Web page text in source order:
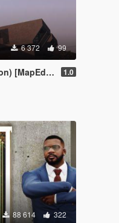
6 372 99
1.0
88 614 322